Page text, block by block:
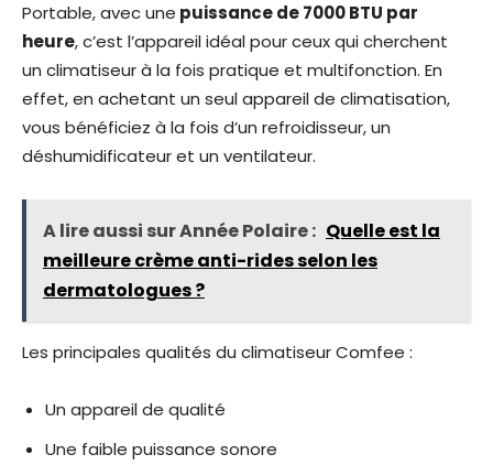
Portable, avec une puissance de 7000 BTU par
heure, c’est l’appareil idéal pour ceux qui cherchent
un climatiseur à la fois pratique et multifonction. En
effet, en achetant un seul appareil de climatisation,
vous bénéficiez à la fois d’un refroidisseur, un
déshumidificateur et un ventilateur.
A lire aussi sur Année Polaire : Quelle est la
meilleure crème anti-rides selon les
dermatologues ?
Les principales qualités du climatiseur Comfee :
Un appareil de qualité
Une faible puissance sonore